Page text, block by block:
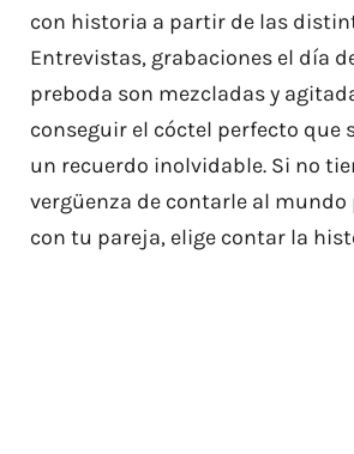
con historia a partir de las
Entrevistas, grabaciones el día
preboda son mezcladas y
conseguir el cóctel perfecto que
un recuerdo inolvidable. Si no
vergüenza de contarle al mundo
con tu pareja, elige contar la